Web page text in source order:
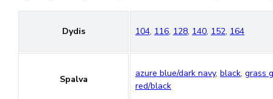
Dydis 104, 116, 128, 140, 152, 164
Spalva
azure blue/dark navy, black, grass
red/black